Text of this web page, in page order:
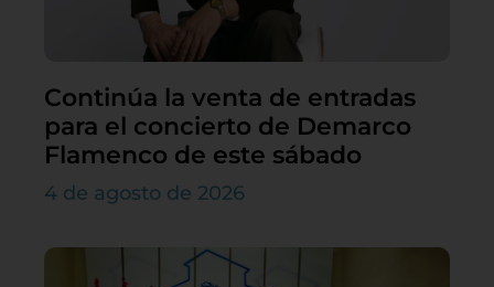
Continúa la venta de entradas
para el concierto de Demarco
Flamenco de este sábado
4 de agosto de 2026